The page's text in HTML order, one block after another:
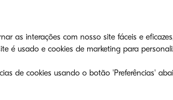
performance with
as interações com nosso site fáceis e
é usado e cookies de marketing para
de cookies usando o botão 'Preferências'